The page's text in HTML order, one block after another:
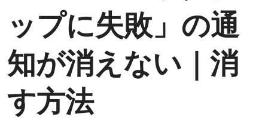
ップに失敗」の通
知が消えない｜消
す方法